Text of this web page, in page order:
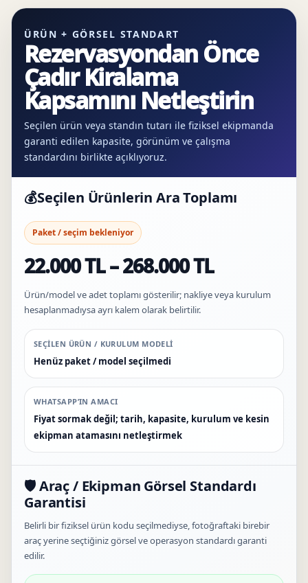
ÜRÜN + GÖRSEL STANDART
Rezervasyondan Önce
Çadır Kiralama
Kapsamını Netleştirin
Seçilen ürün veya standın tutarı ile fiziksel ekipmanda
garanti edilen kapasite, görünüm ve çalışma
standardını birlikte açıklıyoruz.
💰Seçilen Ürünlerin Ara Toplamı
Paket / seçim bekleniyor
22.000 TL – 268.000 TL
Ürün/model ve adet toplamı gösterilir; nakliye veya kurulum
hesaplanmadıysa ayrı kalem olarak belirtilir.
SEÇILEN ÜRÜN / KURULUM MODELI
Henüz paket / model seçilmedi
WHATSAPP’IN AMACI
Fiyat sormak değil; tarih, kapasite, kurulum ve kesin
ekipman atamasını netleştirmek
🛡️ Araç / Ekipman Görsel Standardı
Garantisi
Belirli bir fiziksel ürün kodu seçilmediyse, fotoğraftaki birebir
araç yerine seçtiğiniz görsel ve operasyon standardı garanti
edilir.